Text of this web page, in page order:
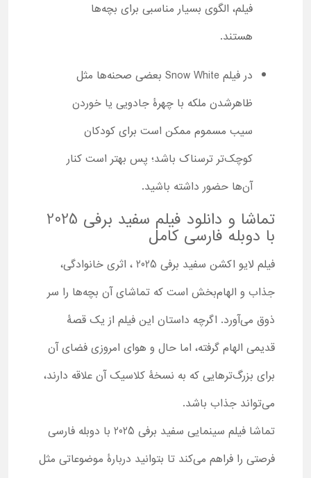
فیلم، الگوی بسیار مناسبی برای بچه‌ها
هستند.
در فیلم Snow White بعضی صحنه‌ها مثل
ظاهرشدن ملکه با چهرۀ جادویی یا خوردن
سیب مسموم ممکن است برای کودکان
کوچک‌تر ترسناک باشد؛ پس بهتر است کنار
آن‌ها حضور داشته باشید.
تماشا و دانلود فیلم سفید برفی 2025
با دوبله فارسی کامل
فیلم لایو اکشن سفید برفی 2025 ، اثری خانوادگی،
جذاب و الهام‌بخش است که تماشای آن بچه‌ها را سر
ذوق می‌آورد. اگرچه داستان این فیلم از یک قصۀ
قدیمی الهام گرفته، اما حال و هوای امروزی فضای آن
برای بزرگ‌ترهایی که به نسخۀ کلاسیک آن علاقه دارند،
می‌تواند جذاب باشد.
تماشا فیلم سینمایی سفید برفی 2025 با دوبله فارسی
فرصتی را فراهم می‌کند تا بتوانید دربارۀ موضوعاتی مثل